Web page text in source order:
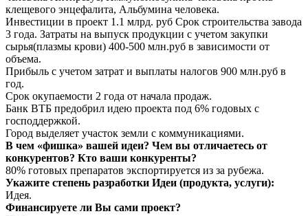
клещевого энцефалита, Альбумина человека.
Инвестиции в проект 1.1 млрд. руб Срок строительства завода
3 года. Затраты на выпуск продукции с учетом закупки
сырья(плазмы крови) 400-500 млн.руб в зависимости от
объема.
Прибыль с учетом затрат и выплаты налогов 900 млн.руб в
год.
Срок окупаемости 2 года от начала продаж.
Банк ВТБ предобрил идею проекта под 6% годовых с
господдержкой.
Город выделяет участок земли с коммуникациями.
В чем «фишка» вашей идеи? Чем вы отличаетесь от
конкурентов? Кто ваши конкуренты?
80% готовых препаратов экспортируется из за рубежа.
Укажите степень разработки Идеи (продукта, услуги):
Идея.
Финансируете ли Вы сами проект?